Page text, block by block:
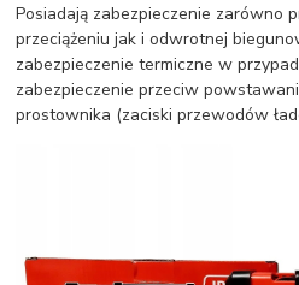
Posiadają zabezpieczenie zarówno
przeciążeniu jak i odwrotnej
zabezpieczenie termiczne w
zabezpieczenie przeciw
prostownika (zaciski przewodów